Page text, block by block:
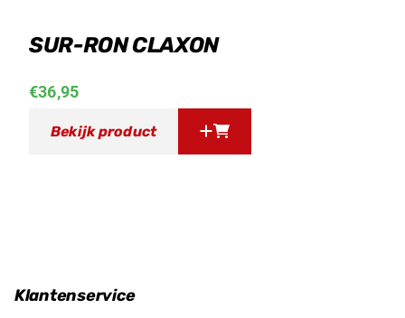
SUR-RON CLAXON
€36,95
Bekijk product
Klantenservice